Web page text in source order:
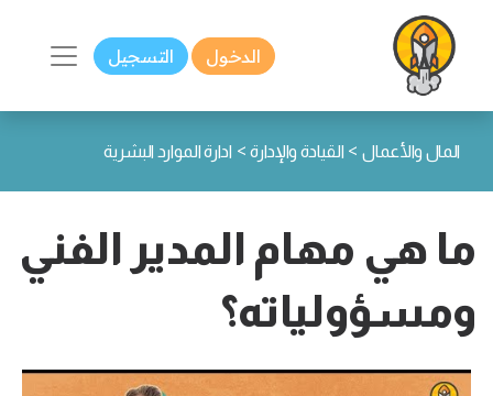
الدخول التسجيل
المال والأعمال > القيادة والإدارة > ادارة الموارد البشرية
ما هي مهام المدير الفني
ومسؤولياته؟